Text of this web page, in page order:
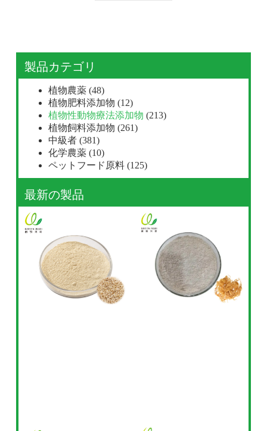
製品カテゴリ
植物農薬 (48)
植物肥料添加物 (12)
植物性動物療法添加物 (213)
植物飼料添加物 (261)
中級者 (381)
化学農薬 (10)
ペットフード原料 (125)
最新の製品